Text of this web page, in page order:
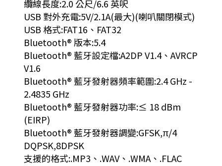
纜線長度:2.0 公尺/6.6 英呎
USB 對外充電:5V/2.1A(最大)(喇叭關閉模式)
USB 格式:FAT16、FAT32
Bluetooth® 版本:5.4
Bluetooth® 藍牙設定檔:A2DP V1.4、AVRCP
V1.6
Bluetooth® 藍牙發射器頻率範圍:2.4 GHz -
2.4835 GHz
Bluetooth® 藍牙發射器功率:≤ 18 dBm
(EIRP)
Bluetooth® 藍牙發射器調變:GFSK,π/4
DQPSK,8DPSK
支援的格式:.MP3、.WAV、.WMA、.FLAC